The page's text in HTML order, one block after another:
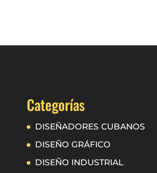
Categorías
DISEÑADORES CUBANOS
DISEÑO GRÁFICO
DISEÑO INDUSTRIAL